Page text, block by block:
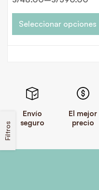
Filtros
Seleccionar opciones
Envío
seguro
El mejor
precio